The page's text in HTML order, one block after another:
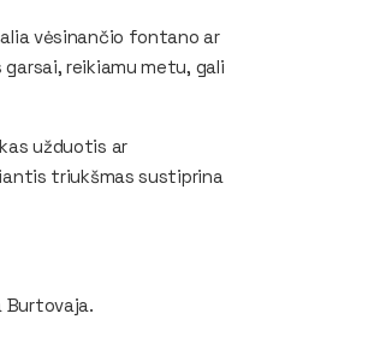
vėsinančio fontano ar
reikiamu metu, gali
užduotis ar
triukšmas sustiprina
Burtovaja.